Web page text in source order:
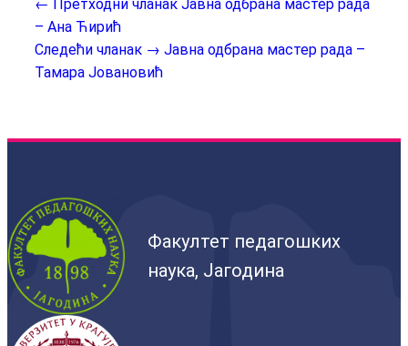
← Претходни чланак Јавна одбрана мастер рада
– Ана Ћирић
Следећи чланак → Јавна одбрана мастер рада –
Тамара Јовановић
Факултет педагошких
наука, Јагодина